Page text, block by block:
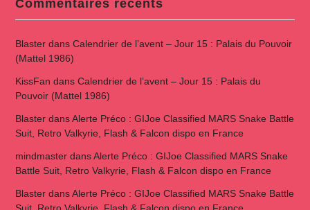
Commentaires récents
Blasterdans Calendrier de l’avent – Jour 15 : Palais du Pouvoir
(Mattel 1986)
KissFan dans Calendrier de l’avent – Jour 15 : Palais du
Pouvoir (Mattel 1986)
BlasterdansAlerte Préco : GIJoe Classified MARS Snake Battle
Suit, Retro Valkyrie, Flash & Falcon dispo en France
mindmasterdansAlerte Préco : GIJoe Classified MARS Snake
Battle Suit, Retro Valkyrie, Flash & Falcon dispo en France
BlasterdansAlerte Préco : GIJoe Classified MARS Snake Battle